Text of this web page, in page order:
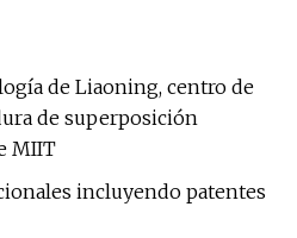
de Liaoning, centro de
de superposición
MIIT
incluyendo patentes